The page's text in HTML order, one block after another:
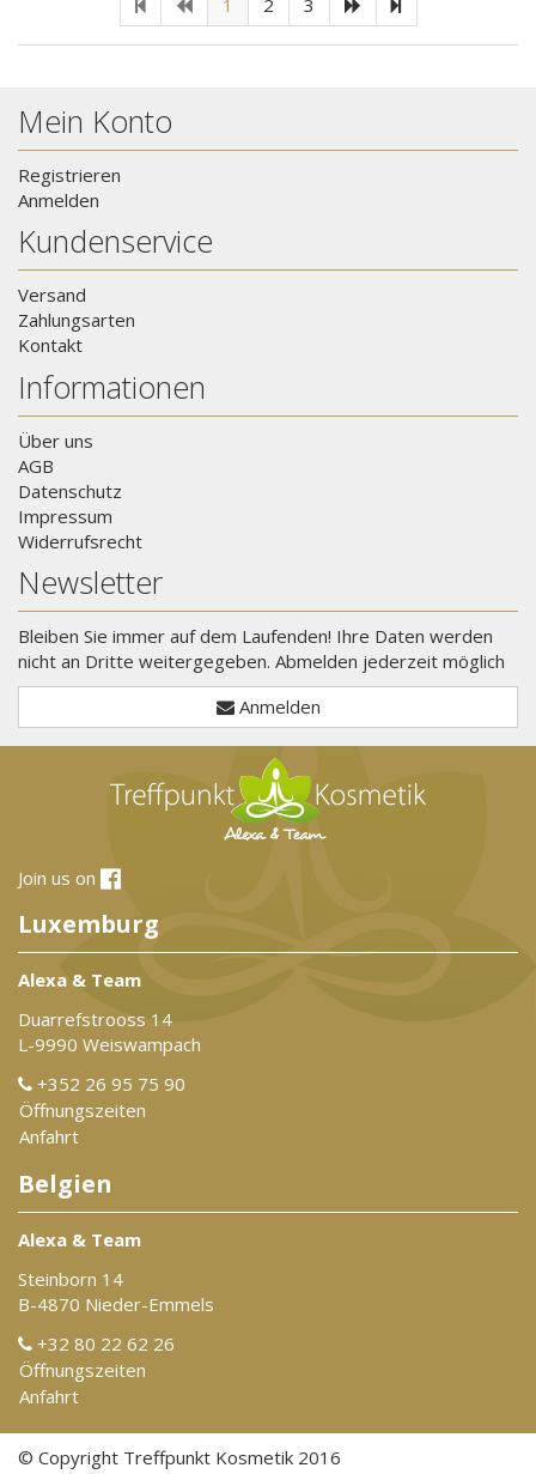
Mein Konto
Registrieren
Anmelden
Kundenservice
Versand
Zahlungsarten
Kontakt
Informationen
Über uns
AGB
Datenschutz
Impressum
Widerrufsrecht
Newsletter
Bleiben Sie immer auf dem Laufenden! Ihre Daten werden
nicht an Dritte weitergegeben. Abmelden jederzeit möglich
Anmelden
Join us on
Luxemburg
Alexa & Team
Duarrefstrooss 14
L-9990 Weiswampach
+352 26 95 75 90
Öffnungszeiten
Anfahrt
Belgien
Alexa & Team
Steinborn 14
B-4870 Nieder-Emmels
+32 80 22 62 26
Öffnungszeiten
Anfahrt
© Copyright Treffpunkt Kosmetik 2016